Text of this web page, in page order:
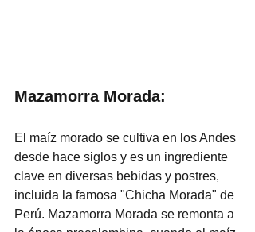
Mazamorra Morada:
El maíz morado se cultiva en los Andes
desde hace siglos y es un ingrediente
clave en diversas bebidas y postres,
incluida la famosa "Chicha Morada" de
Perú. Mazamorra Morada se remonta a